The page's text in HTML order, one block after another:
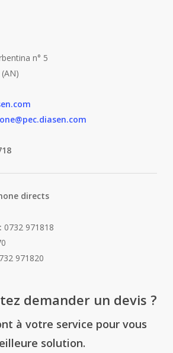
n° 5
directs
0732 971818
971820
demander un devis ?
à votre service pour vous
solution.